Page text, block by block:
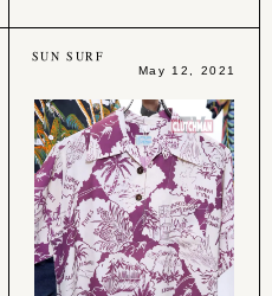
SUN SURF
May 12, 2021